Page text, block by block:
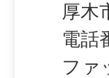
厚木
電話
ファ